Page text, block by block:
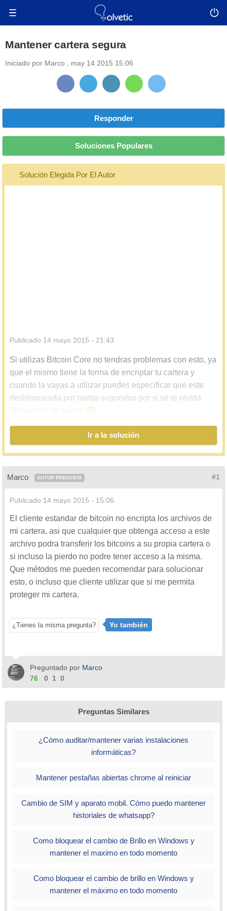
Mantener cartera segura
Iniciado por Marco may 14 2015 15:06
Responder
Soluciones Populares
Solución Elegida Por El Autor
Publicado 14 mayo 2015 - 21:43
Si utilizas Bitcoin Core no tendras problemas con esto, ya
que el mismo tiene la forma de encriptar tu cartera y
cuando la vayas a utilizar puedes especificar que este
desbloqueada por tantas segundos por si se te olvida
Ir a la solución
Marco AUTOR PREGUNTA #1
Publicado 14 mayo 2015 - 15:06
El cliente estandar de bitcoin no encripta los archivos de
mi cartera, asi que cualquier que obtenga acceso a este
archivo podra transferir los bitcoins a su propia cartera o
si incluso la pierdo no podre tener acceso a la misma.
Que métodos me pueden recomendar para solucionar
esto, o incluso que cliente utilizar que si me permita
proteger mi cartera.
¿Tienes la misma pregunta? Yo también
Preguntado por Marco
76
0 1 0
Preguntas Similares
¿Cómo auditar/mantener varias instalaciones
informáticas?
Mantener pestañas abiertas chrome al reiniciar
Cambio de SIM y aparato mobil. Cómo puedo mantener
historiales de whatsapp?
Como bloquear el cambio de Brillo en Windows y
mantener el maximo en todo momento
Como bloquear el cambio de brillo en Windows y
mantener el máximo en todo momento